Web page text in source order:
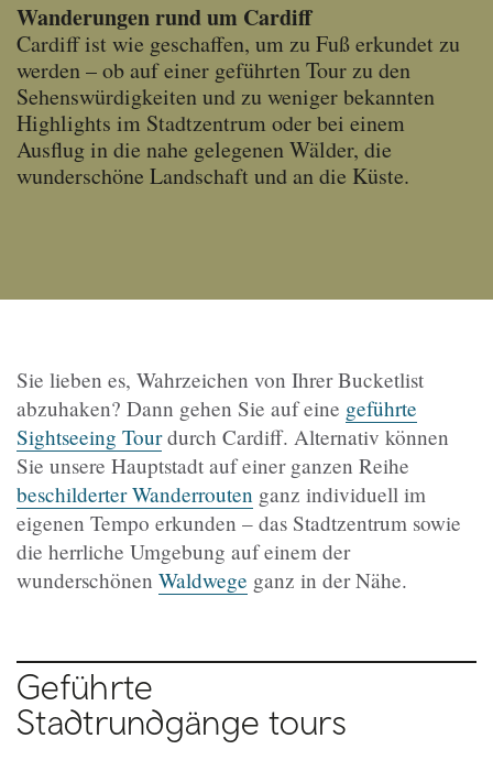
Wanderungen rund um Cardiff
Cardiff ist wie geschaffen, um zu Fuß erkundet zu
werden – ob auf einer geführten Tour zu den
Sehenswürdigkeiten und zu weniger bekannten
Highlights im Stadtzentrum oder bei einem
Ausflug in die nahe gelegenen Wälder, die
wunderschöne Landschaft und an die Küste.
Sie lieben es, Wahrzeichen von Ihrer Bucketlist
abzuhaken? Dann gehen Sie auf eine geführte
Sightseeing Tourdurch Cardiff. Alternativ können
Sie unsere Hauptstadt auf einer ganzen Reihe
beschilderter Wanderrouten ganz individuell im
eigenen Tempo erkunden – das Stadtzentrum sowie
die herrliche Umgebung auf einem der
wunderschönen Waldwege ganz in der Nähe.
Geführte
Stadtrundgänge tours